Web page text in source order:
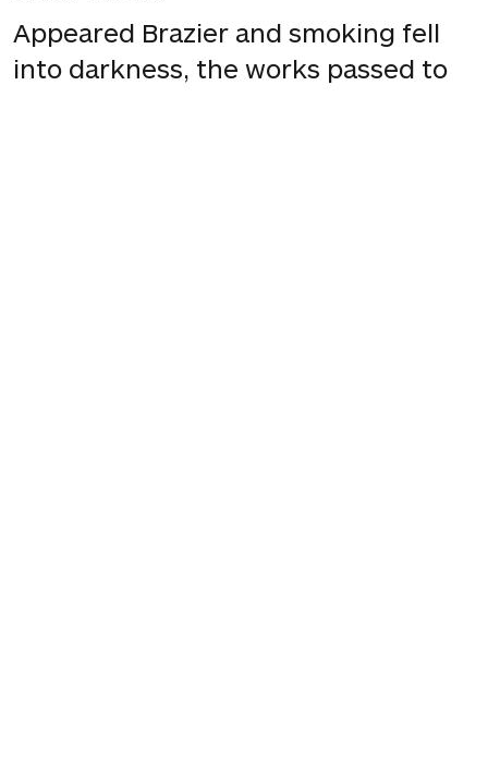
Appeared Brazier and smoking fell
into darkness, the works passed to